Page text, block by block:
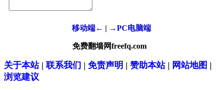
移动端← | →PC电脑端
免费翻墙网freefq.com
关于本站| 联系我们 | 免责声明 | 赞助本站| 网站地图 |
浏览建议